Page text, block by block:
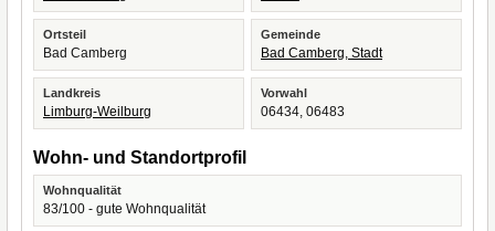
Ortsteil
Bad Camberg
Gemeinde
Bad Camberg, Stadt
Landkreis
Limburg-Weilburg
Vorwahl
06434, 06483
Wohn- und Standortprofil
Wohnqualität
83/100 - gute Wohnqualität